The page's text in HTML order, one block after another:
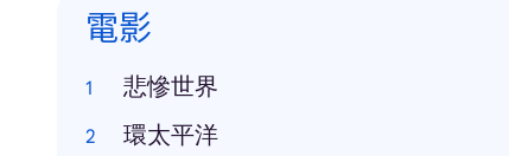
電影
悲慘世界
環太平洋